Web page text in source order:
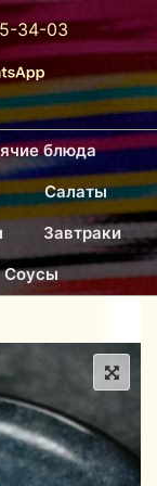
34-03
блюда
Салаты
Завтраки
Соусы